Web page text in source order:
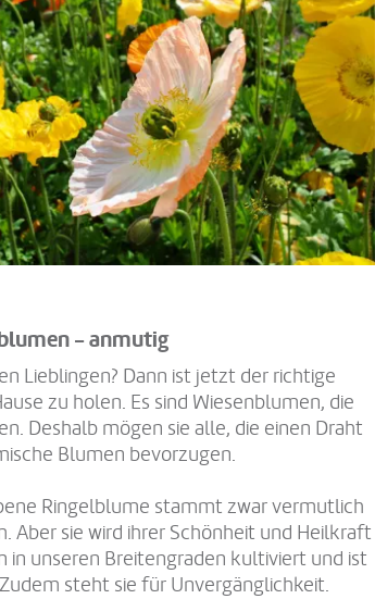
- anmutig
Lieblingen? Dann ist jetzt der richtige
zu holen. Es sind Wiesenblumen, die
Deshalb mögen sie alle, die einen Draht
Blumen bevorzugen.
Ringelblume stammt zwar vermutlich
Aber sie wird ihrer Schönheit und Heilkraft
in unseren Breitengraden kultiviert und ist
steht sie für Unvergänglichkeit.